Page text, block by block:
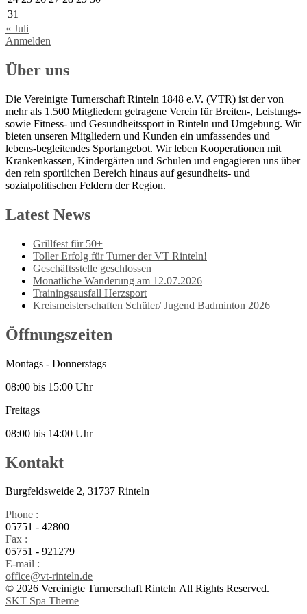
31
« Juli
Anmelden
Über uns
Die Vereinigte Turnerschaft Rinteln 1848 e.V. (VTR) ist der von
mehr als 1.500 Mitgliedern getragene Verein für Breiten-, Leistungs-
sowie Fitness- und Gesundheitssport in Rinteln und Umgebung. Wir
bieten unseren Mitgliedern und Kunden ein umfassendes und
lebens-begleitendes Sportangebot. Wir leben Kooperationen mit
Krankenkassen, Kindergärten und Schulen und engagieren uns über
den rein sportlichen Bereich hinaus auf gesundheits- und
sozialpolitischen Feldern der Region.
Latest News
Grillfest für 50+
Toller Erfolg für Turner der VT Rinteln!
Geschäftsstelle geschlossen
Monatliche Wanderung am 12.07.2026
Trainingsausfall Herzsport
Kreismeisterschaften Schüler/ Jugend Badminton 2026
Öffnungszeiten
Montags - Donnerstags
08:00 bis 15:00 Uhr
Freitags
08:00 bis 14:00 Uhr
Kontakt
Burgfeldsweide 2, 31737 Rinteln
Phone :
05751 - 42800
Fax :
05751 - 921279
E-mail :
office@vt-rinteln.de
© 2026 Vereinigte Turnerschaft Rinteln All Rights Reserved.
SKT Spa Theme